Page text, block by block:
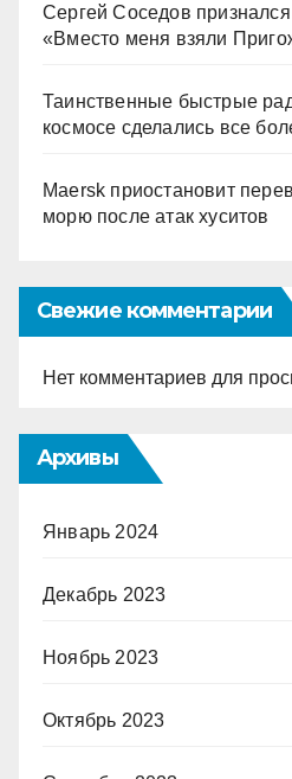
Сергей Соседов признался
«Вместо меня взяли
Таинственные быстрые
космосе сделались все
Maersk приостановит
морю после атак хуситов
Свежие комментарии
Нет комментариев для
Архивы
Январь 2024
Декабрь 2023
Ноябрь 2023
Октябрь 2023